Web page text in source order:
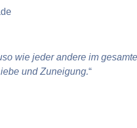
wie jeder andere im
und Zuneigung.“